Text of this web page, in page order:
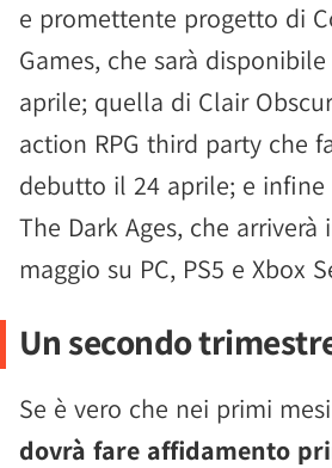
e promettente progetto di
Games, che sarà
aprile; quella di Clair
action RPG third party che
debutto il 24 aprile; e infine
The Dark Ages, che arriverà
maggio su PC, PS5 e Xbox
Un secondo
Se è vero che nei primi
dovrà fare affidamento